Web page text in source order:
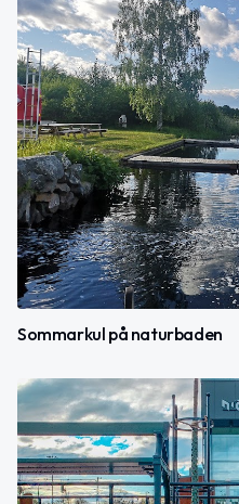
Sommarkul på naturbaden